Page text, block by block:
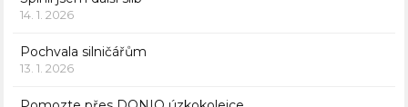
14. 1. 2026
Pochvala silničářům
13. 1. 2026